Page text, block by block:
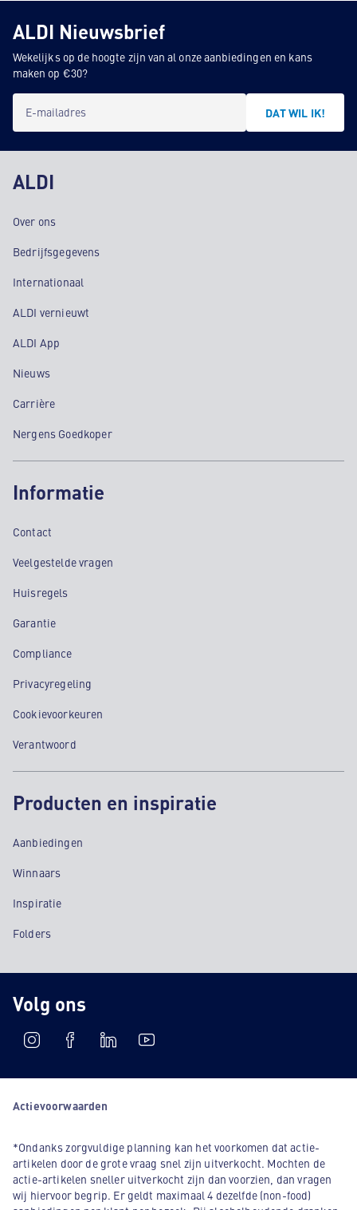
ALDI Nieuwsbrief
Wekelijks op de hoogte zijn van al onze aanbiedingen en kans
maken op €30?
E-mailadres DAT WIL IK!
ALDI
Over ons
Bedrijfsgegevens
Internationaal
ALDI vernieuwt
ALDI App
Nieuws
Carrière
Nergens Goedkoper
Informatie
Contact
Veelgestelde vragen
Huisregels
Garantie
Compliance
Privacyregeling
Cookievoorkeuren
Verantwoord
Producten en inspiratie
Aanbiedingen
Winnaars
Inspiratie
Folders
Volg ons
Actievoorwaarden
*Ondanks zorgvuldige planning kan het voorkomen dat actie-
artikelen door de grote vraag snel zijn uitverkocht. Mochten de
actie-artikelen sneller uitverkocht zijn dan voorzien, dan vragen
wij hiervoor begrip. Er geldt maximaal 4 dezelfde (non-food)